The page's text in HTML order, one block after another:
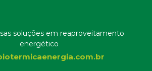
soluções em reaproveitamento
energético